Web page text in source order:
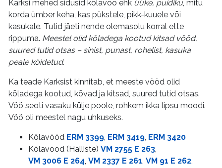
Karksi mehed sidusid kõlavöö ehk üüke, puidiku, mitu
korda ümber keha, kas pükstele, pikk-kuuele või
kasukale. Tutid jäeti nende olemasolu korral ette
rippuma. Meestel olid kõladega kootud kitsad vööd,
suured tutid otsas – sinist, punast, rohelist, kasuka
peale köidetud.
Ka teade Karksist kinnitab, et meeste vööd olid
kõladega kootud, kõvad ja kitsad, suured tutid otsas.
Vöö seoti vasaku külje poole, rohkem ikka lipsu moodi.
Vöö oli meestel nagu uhkuseks.
Kõlavööd ERM 3399, ERM 3419, ERM 3420
Kõlavööd (Halliste) VM 2755 E 263,
VM 3006 E 264, VM 2337 E 261, VM 91 E 262,